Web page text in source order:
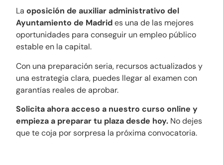
Laoposición de auxiliar administrativo del
Ayuntamiento de Madrides una de las mejores
oportunidades para conseguir un empleo público
estable en la capital.
Con una preparación seria, recursos actualizados y
una estrategia clara, puedes llegar al examen con
garantías reales de aprobar.
Solicita ahora acceso a nuestro curso online y
empieza a preparar tu plaza desde hoy. No dejes
que te coja por sorpresa la próxima convocatoria.